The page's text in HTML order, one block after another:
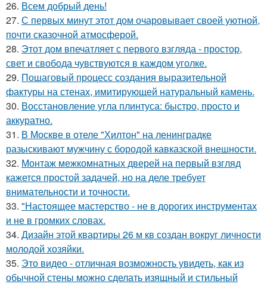
26. Всем добрый день!
27. С первых минут этот дом очаровывает своей уютной,
почти сказочной атмосферой.
28. Этот дом впечатляет с первого взгляда - простор,
свет и свобода чувствуются в каждом уголке.
29. Пошаговый процесс создания выразительной
фактуры на стенах, имитирующей натуральный камень.
30. Восстановление угла плинтуса: быстро, просто и
аккуратно.
31. В Москве в отеле "Хилтон" на ленинградке
разыскивают мужчину с бородой кавказской внешности.
32. Монтаж межкомнатных дверей на первый взгляд
кажется простой задачей, но на деле требует
внимательности и точности.
33. "Настоящее мастерство - не в дорогих инструментах
и не в громких словах.
34. Дизайн этой квартиры 26 м кв создан вокруг личности
молодой хозяйки.
35. Это видео - отличная возможность увидеть, как из
обычной стены можно сделать изящный и стильный